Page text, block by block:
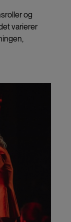
og
varierer